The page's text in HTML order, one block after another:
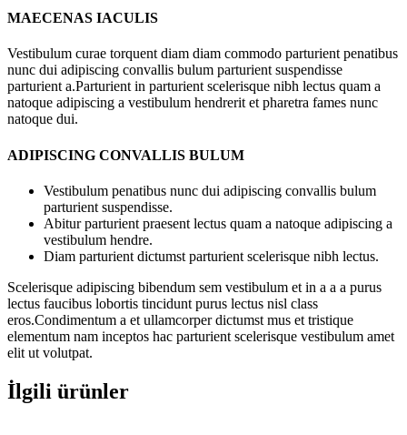
MAECENAS IACULIS
Vestibulum curae torquent diam diam commodo parturient penatibus
nunc dui adipiscing convallis bulum parturient suspendisse
parturient a.Parturient in parturient scelerisque nibh lectus quam a
natoque adipiscing a vestibulum hendrerit et pharetra fames nunc
natoque dui.
ADIPISCING CONVALLIS BULUM
Vestibulum penatibus nunc dui adipiscing convallis bulum
parturient suspendisse.
Abitur parturient praesent lectus quam a natoque adipiscing a
vestibulum hendre.
Diam parturient dictumst parturient scelerisque nibh lectus.
Scelerisque adipiscing bibendum sem vestibulum et in a a a purus
lectus faucibus lobortis tincidunt purus lectus nisl class
eros.Condimentum a et ullamcorper dictumst mus et tristique
elementum nam inceptos hac parturient scelerisque vestibulum amet
elit ut volutpat.
İlgili ürünler